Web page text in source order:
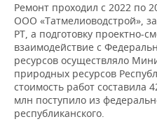
Ремонт проходил с 2022 по
ООО «Татмелиоводстрой»,
РТ, а подготовку проектно-
взаимодействие с
ресурсов осуществляло
природных ресурсов
стоимость работ составила
млн поступило из
республиканского.